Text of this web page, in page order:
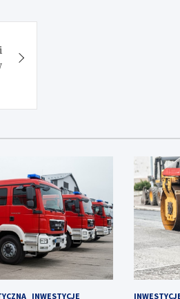
INWESTYCJE